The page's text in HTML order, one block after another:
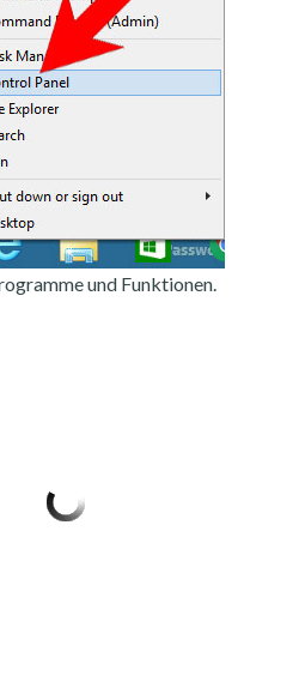
und Funktionen.